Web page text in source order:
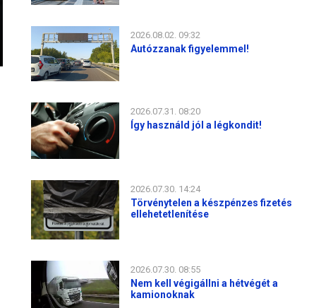
2026.08.02. 09:32
Autózzanak figyelemmel!
2026.07.31. 08:20
Így használd jól a légkondit!
2026.07.30. 14:24
Törvénytelen a készpénzes fizetés
ellehetetlenítése
2026.07.30. 08:55
Nem kell végigállni a hétvégét a
kamionoknak